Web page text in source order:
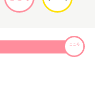
こころ